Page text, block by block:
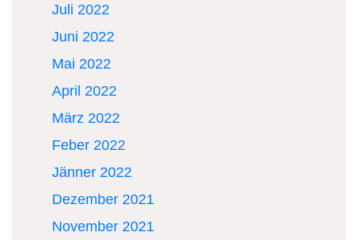
Juli 2022
Juni 2022
Mai 2022
April 2022
März 2022
Feber 2022
Jänner 2022
Dezember 2021
November 2021